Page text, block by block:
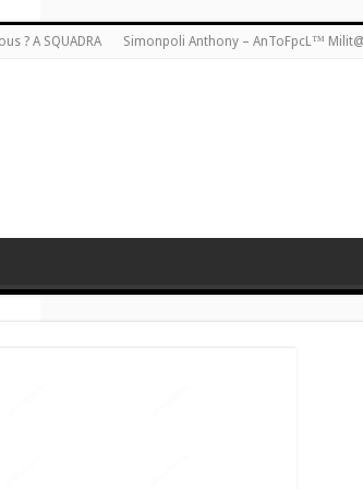
? A SQUADRA Simonpoli Anthony – AnToFpcL™